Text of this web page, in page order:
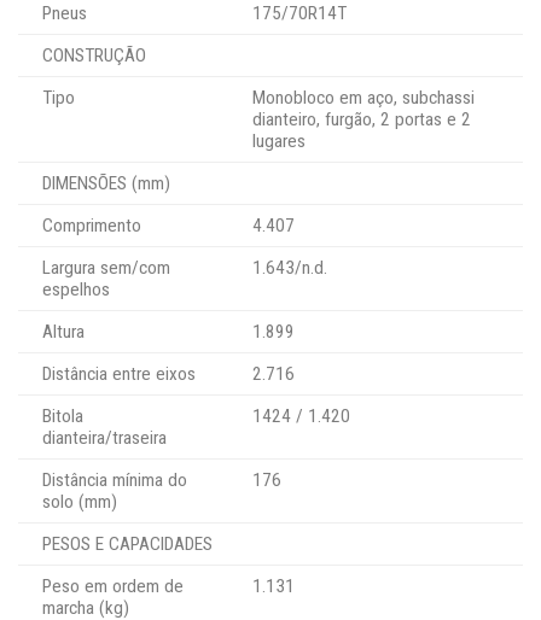
Pneus
175/70R14T
CONSTRUÇÃO
Tipo
Monobloco em aço, subchassi
dianteiro, furgão, 2 portas e 2
lugares
DIMENSÕES (mm)
Comprimento
4.407
Largura sem/com
espelhos
1.643/n.d.
Altura
1.899
Distância entre eixos
2.716
Bitola
dianteira/traseira
1424 / 1.420
Distância mínima do
solo (mm)
176
PESOS E CAPACIDADES
Peso em ordem de
marcha (kg)
1.131